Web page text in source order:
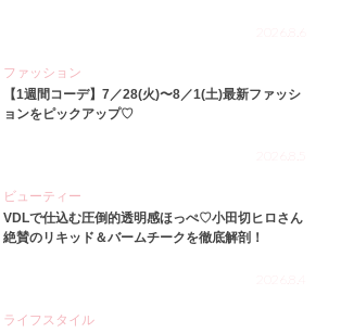
ファッション
【1週間コーデ】7／28(火)〜8／1(土)最新ファッシ
ョンをピックアップ♡
ビューティー
VDLで仕込む圧倒的透明感ほっぺ♡小田切ヒロさん
絶賛のリキッド＆バームチークを徹底解剖！
ライフスタイル